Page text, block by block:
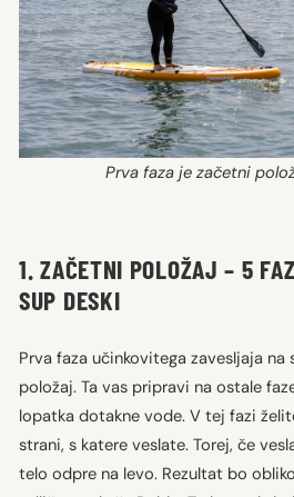
Prva faza je začetni
1. ZAČETNI POLOŽAJ – 5
SUP DESKI
Prva faza učinkovitega zavesljaja na
položaj. Ta vas pripravi na ostale
lopatka dotakne vode. V tej fazi
strani, s katere veslate. Torej, če
telo odpre na levo. Rezultat bo